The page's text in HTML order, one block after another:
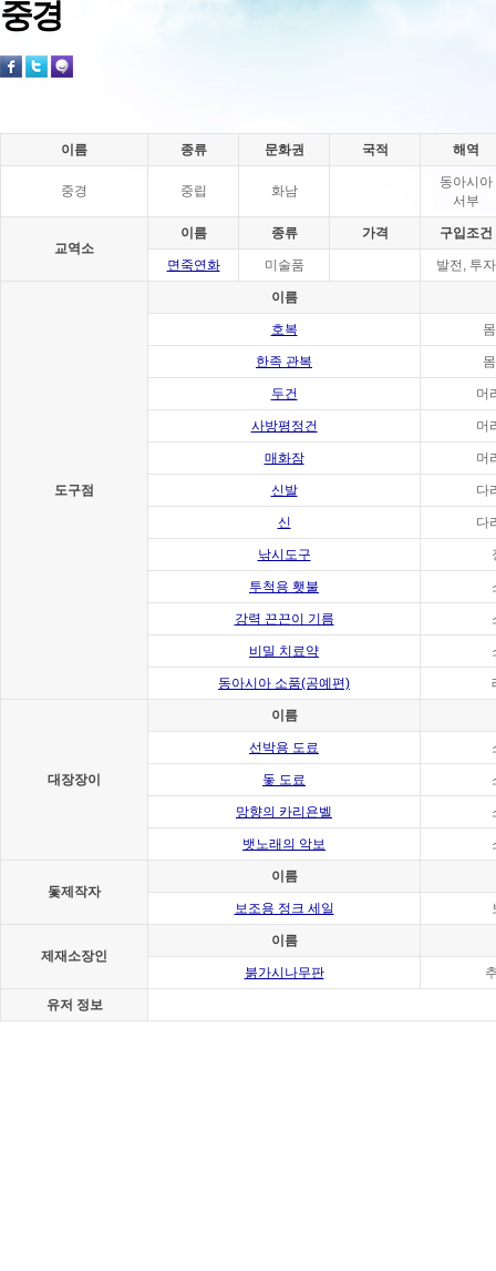
중경
이름 종류 문화권 국적 해역
중경 중립 화남
동아시아
서부
교역소
이름 종류 가격 구입조건
면죽연화 미술품 발전, 투자
도구점
이름
호복
한족 관복
두건 머
사방평정건 머
매화잠 머
신발 다
신 다
낚시도구
투척용 횃불
강력 끈끈이 기름
비밀 치료약
동아시아 소품(공예편)
대장장이
이름
선박용 도료
돛 도료
망향의 카리욘벨
뱃노래의 악보
돛제작자
이름
보조용 정크 세일
제재소장인
이름
붉가시나무판
유저 정보